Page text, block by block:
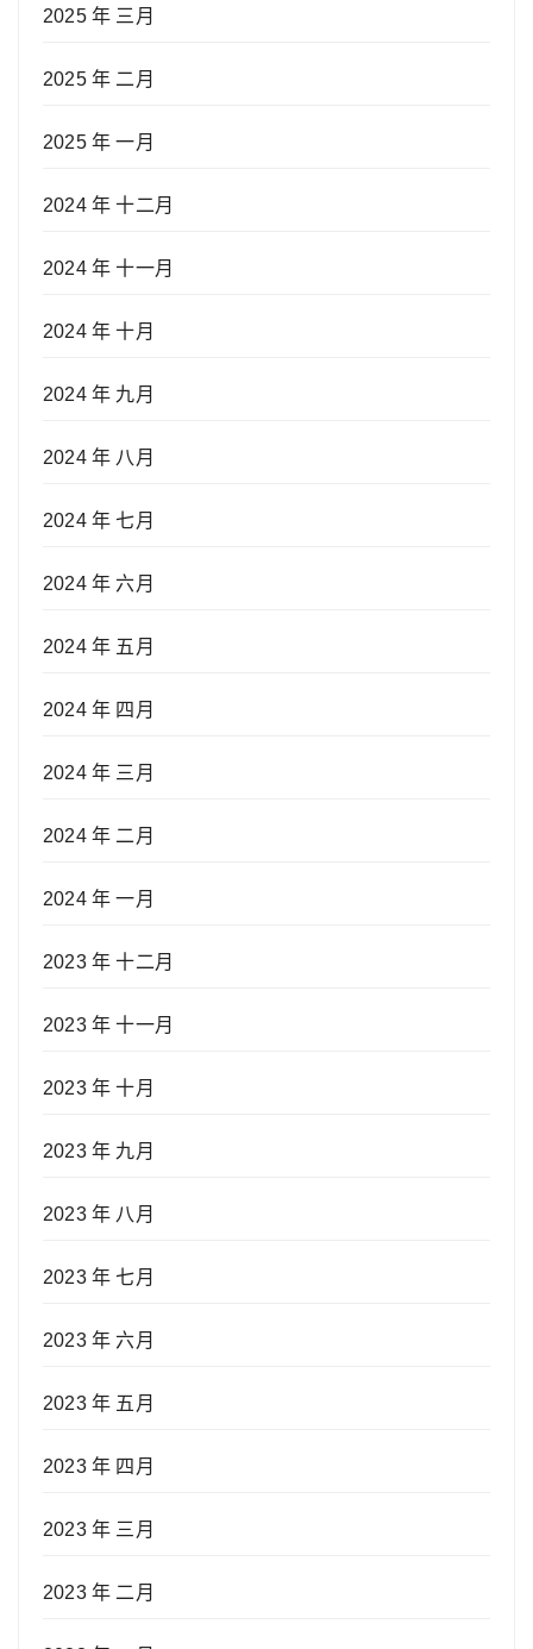
2025 年 三月
2025 年 二月
2025 年 一月
2024 年 十二月
2024 年 十一月
2024 年 十月
2024 年 九月
2024 年 八月
2024 年 七月
2024 年 六月
2024 年 五月
2024 年 四月
2024 年 三月
2024 年 二月
2024 年 一月
2023 年 十二月
2023 年 十一月
2023 年 十月
2023 年 九月
2023 年 八月
2023 年 七月
2023 年 六月
2023 年 五月
2023 年 四月
2023 年 三月
2023 年 二月